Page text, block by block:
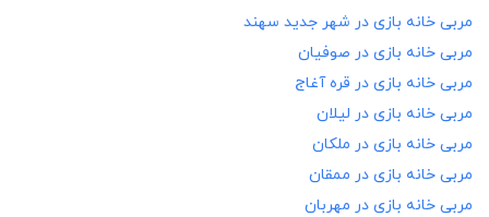
مربی خانه بازی در شهر جدید سهند
مربی خانه بازی در صوفیان
مربی خانه بازی در قره آغاج
مربی خانه بازی در لیلان
مربی خانه بازی در ملکان
مربی خانه بازی در ممقان
مربی خانه بازی در مهربان